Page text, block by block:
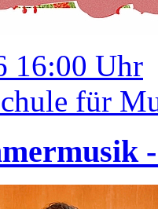
16:00 Uhr
für